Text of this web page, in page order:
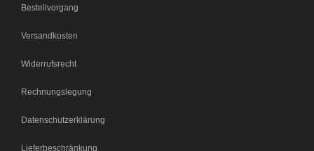
Bestellvorgang
Versandkosten
Widerrufsrecht
Rechnungslegung
Datenschutzerklärung
Lieferbeschränkung